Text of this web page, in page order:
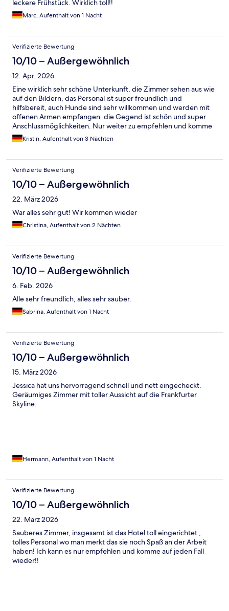
leckere Frühstück. Wirklich toll!!
Marc, Aufenthalt von 1 Nacht
Verifizierte Bewertung
10/10 – Außergewöhnlich
12. Apr. 2026
Eine wirklich sehr schöne Unterkunft, die Zimmer sehen aus wie
auf den Bildern, das Personal ist super freundlich und
hilfsbereit, auch Hunde sind sehr willkommen und werden mit
offenen Armen empfangen. die Gegend ist schön und super
Anschlussmöglichkeiten. Nur weiter zu empfehlen und komme
gerne wieder
Kristin, Aufenthalt von 3 Nächten
Verifizierte Bewertung
10/10 – Außergewöhnlich
22. März 2026
War alles sehr gut! Wir kommen wieder
Christina, Aufenthalt von 2 Nächten
Verifizierte Bewertung
10/10 – Außergewöhnlich
6. Feb. 2026
Alle sehr freundlich, alles sehr sauber.
Sabrina, Aufenthalt von 1 Nacht
Verifizierte Bewertung
10/10 – Außergewöhnlich
15. März 2026
Jessica hat uns hervorragend schnell und nett eingecheckt.
Geräumiges Zimmer mit toller Aussicht auf die Frankfurter
Skyline.
Hermann, Aufenthalt von 1 Nacht
Verifizierte Bewertung
10/10 – Außergewöhnlich
22. März 2026
Sauberes Zimmer, insgesamt ist das Hotel toll eingerichtet ,
tolles Personal wo man merkt das sie noch Spaß an der Arbeit
haben! Ich kann es nur empfehlen und komme auf jeden Fall
wieder!!